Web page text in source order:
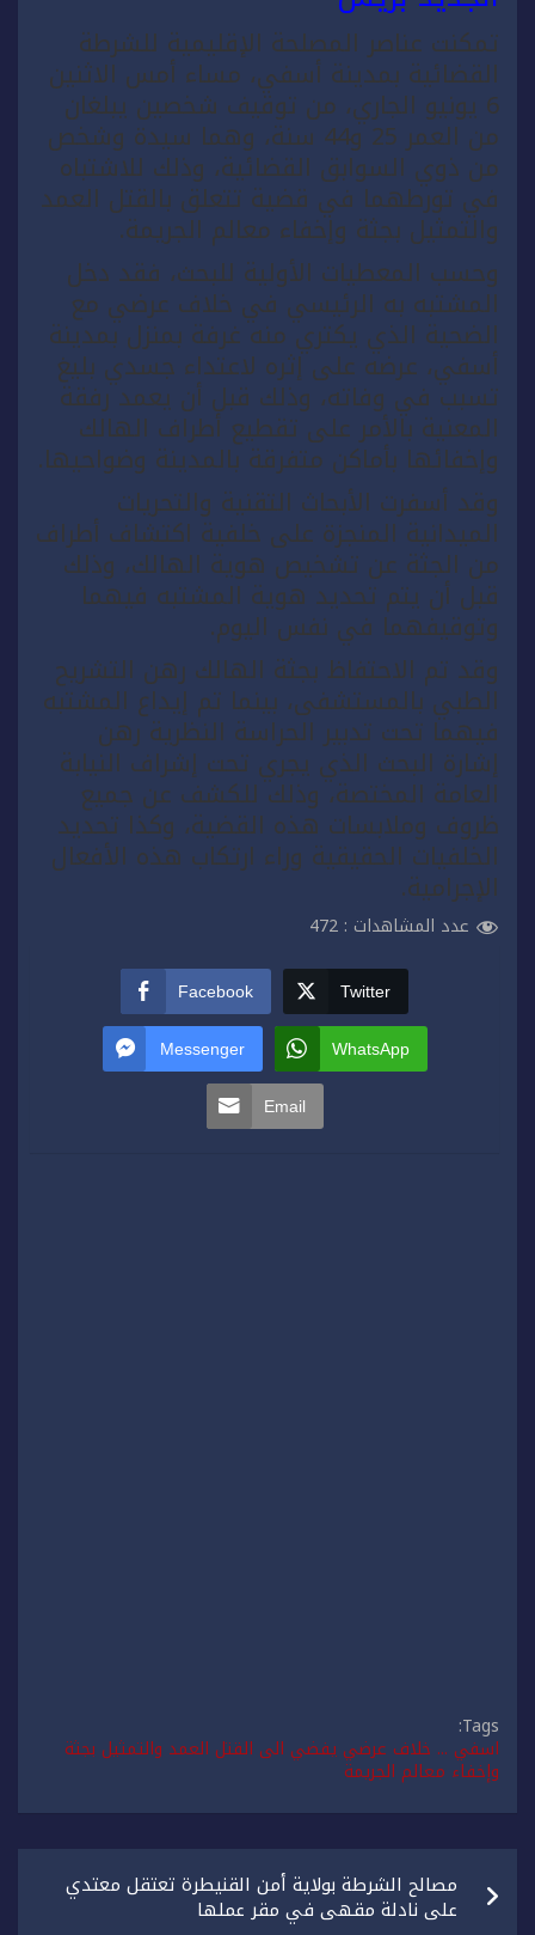
تمكنت عناصر المصلحة الإقليمية للشرطة
القضائية بمدينة أسفي، مساء أمس الاثنين
6 يونيو الجاري، من توقيف شخصين يبلغان
من العمر 25 و44 سنة، وهما سيدة وشخص
من ذوي السوابق القضائية، وذلك للاشتباه
في تورطهما في قضية تتعلق بالقتل العمد
والتمثيل بجثة وإخفاء معالم الجريمة.
وحسب المعطيات الأولية للبحث، فقد دخل
المشتبه به الرئيسي في خلاف عرضي مع
الضحية الذي يكتري منه غرفة بمنزل بمدينة
أسفي، عرضه على إثره لاعتداء جسدي بليغ
تسبب في وفاته، وذلك قبل أن يعمد رفقة
المعنية بالأمر على تقطيع أطراف الهالك
وإخفائها بأماكن متفرقة بالمدينة وضواحيها.
وقد أسفرت الأبحاث التقنية والتحريات
الميدانية المنجزة على خلفية اكتشاف أطراف
من الجثة عن تشخيص هوية الهالك، وذلك
قبل أن يتم تحديد هوية المشتبه فيهما
وتوقيفهما في نفس اليوم.
وقد تم الاحتفاظ بجثة الهالك رهن التشريح
الطبي بالمستشفى، بينما تم إيداع المشتبه
فيهما تحت تدبير الحراسة النظرية رهن
إشارة البحث الذي يجري تحت إشراف النيابة
العامة المختصة، وذلك للكشف عن جميع
ظروف وملابسات هذه القضية، وكذا تحديد
الخلفيات الحقيقية وراء ارتكاب هذه الأفعال
الإجرامية.
عدد المشاهدات : 472
Facebook Twitter
Messenger WhatsApp
Email
Tags:
اسفي ... خلاف عرضي يفضي الى القتل العمد والتمثيل بجثة
وإخفاء معالم الجريمة
المقالاتمصالح الشرطة بولاية أمن القنيطرة تعتقل معتدي
على نادلة مقهى في مقر عملها